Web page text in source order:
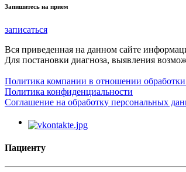
Запишитесь на прием
записаться
Вся приведенная на данном сайте
Для постановки диагноза, выявления
Политика компании в отношении
Политика конфиденциальности
Соглашение на обработку персональных
Пациенту